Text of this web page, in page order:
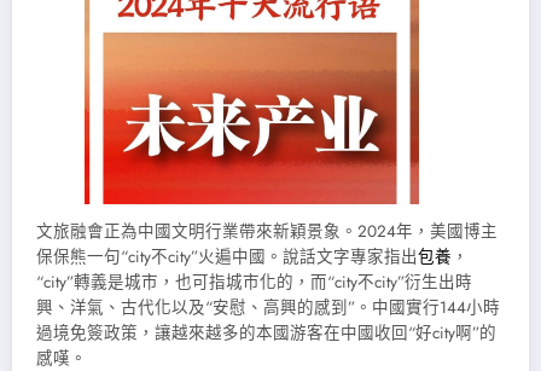
文旅融會正為中國文明行業帶來新穎景象。2024年，美國博主
保保熊一句“city不city”火遍中國。說話文字專家指出包養 ，
“city”轉義是城市，也可指城市化的，而“city不city”衍生出時
興、洋氣、古代化以及“安慰、高興的感到”。中國實行144小時
過境免簽政策，讓越來越多的本國游客在中國收回“好city啊”的
感嘆。